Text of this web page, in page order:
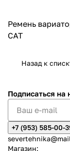
Ремень
CAT
Назад к
Подписаться на
+7 (953) 585-00-
Магазин: